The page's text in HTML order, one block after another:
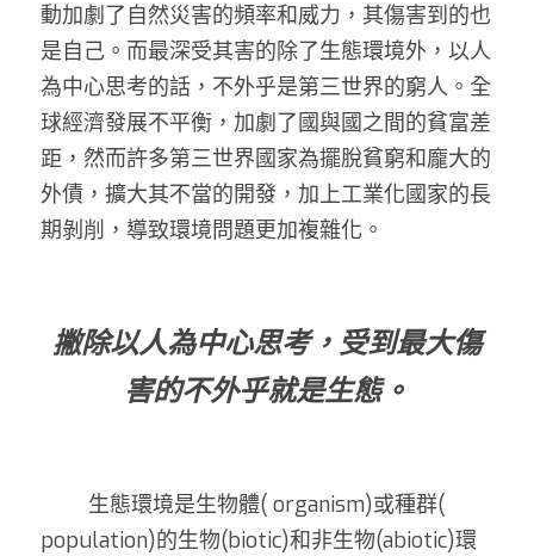
動加劇了自然災害的頻率和威力，其傷害到的也
是自己。而最深受其害的除了生態環境外，以人
為中心思考的話，不外乎是第三世界的窮人。全
球經濟發展不平衡，加劇了國與國之間的貧富差
距，然而許多第三世界國家為擺脫貧窮和龐大的
外債，擴大其不當的開發，加上工業化國家的長
期剝削，導致環境問題更加複雜化。
撇除以人為中心思考，受到最大傷
害的不外乎就是生態。
population)的生物(biotic)和非生物(abiotic)環